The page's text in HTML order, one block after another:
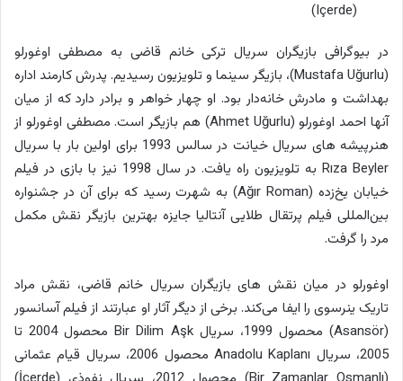
(Içerde)
در بیوگرافی بازیگران سریال ترکی خانم قاضی به مصطفی اوغورلو
(Mustafa Uğurlu)، بازیگر سینما و تلویزیون رسیدیم. پدرش کارمند اداره
بهداشت و مادرش خانه‌دار بود. او چهار خواهر و برادر دارد که از میان
آنها احمد اوغورلو (Ahmet Uğurlu) هم بازیگر است. مصطفی اوغورلو از
هنرپیشه های سریال خیانت در سالس 1993 برای اولین بار با سریال
Rıza Beyler به تلویزیون راه یافت. در سال 1998 نیز با بازی در فیلم
خیابان یخ‌زده (Ağır Roman) به شهرت رسید که برای آن در جشنواره
بین‌المللی فیلم پرتقال طلایی آنتالیا جایزه بهترین بازیگر نقش مکمل
مرد را گرفت.
اوغورلو در میان نقش‌ های بازیگران سریال خانم قاضی، نقش مراد
تاریک ینرسوی را ایفا می‌کند. برخی از دیگر آثار او عبارتند از فیلم آسانسور
(Asansör) محصول 1999، سریال Bir Dilim Aşk محصول 2004 تا
2005، سریال Anadolu Kaplanı محصول 2006، سریال قیام عثمانی